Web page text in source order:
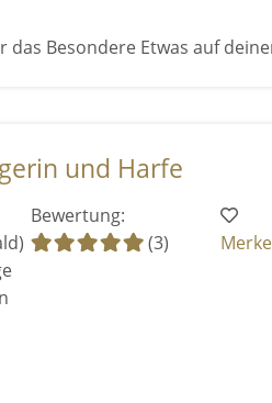
das Besondere Etwas auf
und Harfe
Bewertung:
(3)